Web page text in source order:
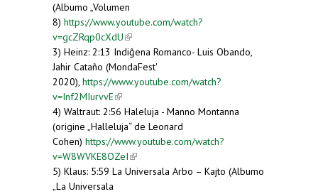
(Albumo „Volumen
8) https://www.youtube.com/watch?
v=gcZRqp0cXdU(link is external)
3) Heinz: 2:13 Indiĝena Romanco- Luis Obando,
Jahir Cataño (MondaFest'
2020), https://www.youtube.com/watch?
v=Inf2MIurvvE(link is external)
4) Waltraut: 2:56 Haleluja - Manno Montanna
(origine „Halleluja“ de Leonard
Cohen) https://www.youtube.com/watch?
v=W8WVKE8OZeI(link is external)
5) Klaus: 5:59 La Universala Arbo – Kajto (Albumo
„La Universala